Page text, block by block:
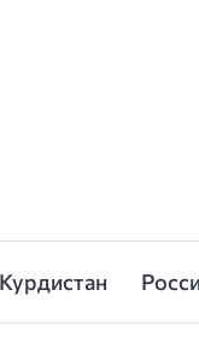
Курдистан